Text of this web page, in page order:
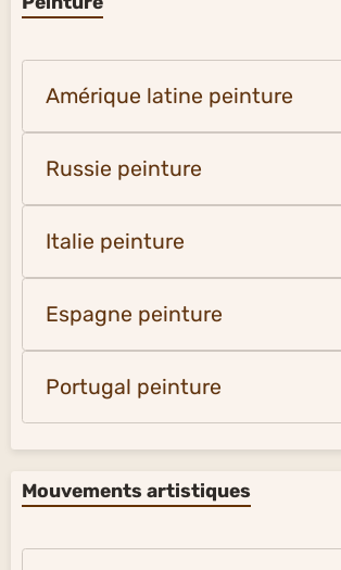
Amérique latine peinture
Russie peinture
Italie peinture
Espagne peinture
Portugal peinture
Mouvements artistiques